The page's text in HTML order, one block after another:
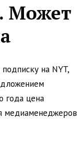
Может
на NYT,
года цена
медиаменеджеров